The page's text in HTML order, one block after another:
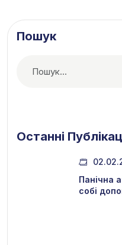
Пошук
Останні
Панічна
собі